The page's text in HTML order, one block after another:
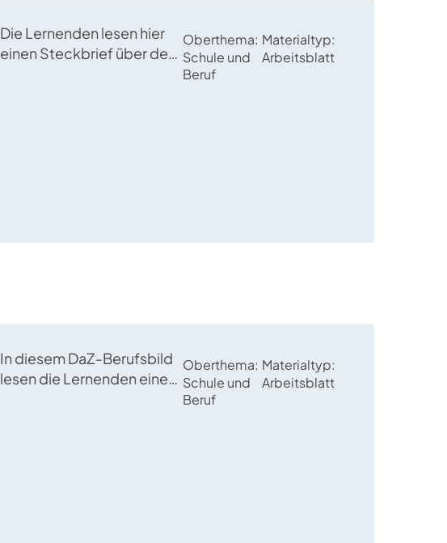
Die Lernenden lesen hier
einen Steckbrief über den
Oberthema
Schule und
Beruf
Materialtyp
Arbeitsblatt
In diesem DaZ-Berufsbild
lesen die Lernenden einen
Oberthema
Schule und
Beruf
Materialtyp
Arbeitsblatt